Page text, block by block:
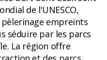
de l'UNESCO,
empreints
séduire par les parcs
La région offre